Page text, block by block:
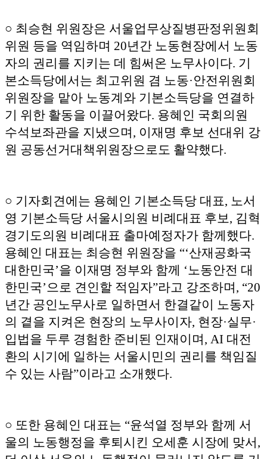
○ 최승현 위원장은 서울업무상질병판정위원회
위원 등을 역임하며 20년간 노동현장에서 노동
자의 권리를 지키는 데 힘써온 노무사이다. 기
본소득당에서는 최고위원 겸 노동·안전위원회
위원장을 맡아 노동계와 기본소득당을 연결하
기 위한 활동을 이끌어왔다. 용혜인 국회의원
수석보좌관을 지냈으며, 이재명 후보 선대위 강
원 공동선거대책위원장으로도 활약했다.
○ 기자회견에는 용혜인 기본소득당 대표, 노서
영 기본소득당 서울시의원 비례대표 후보, 김혁
경기도의원 비례대표 출마예정자가 함께했다.
용혜인 대표는 최승현 위원장을 “‘산재공화국
대한민국’을 이재명 정부와 함께 ‘노동안전 대
한민국’으로 견인할 적임자”라고 강조하며, “20
년간 공인노무사로 일하면서 한결같이 노동자
의 곁을 지켜온 현장의 노무사이자, 현장·실무·
입법을 두루 경험한 준비된 인재이며, AI 대전
환의 시기에 일하는 서울시민의 권리를 책임질
수 있는 사람”이라고 소개했다.
○ 또한 용혜인 대표는 “윤석열 정부와 함께 서
울의 노동행정을 후퇴시킨 오세훈 시장에 맞서,